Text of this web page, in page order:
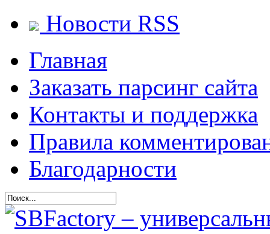
Новости RSS
Главная
Заказать парсинг сайта
Контакты и поддержка
Правила
Благодарности